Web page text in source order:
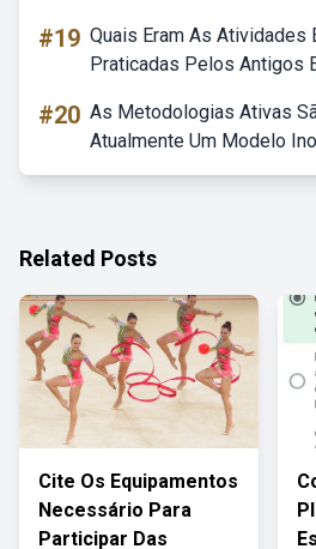
#19 Quais Eram As Atividades
Praticadas Pelos Antigos
#20 As Metodologias Ativas
Atualmente Um Modelo
Related Posts
Cite Os Equipamentos
Necessário Para
Participar Das